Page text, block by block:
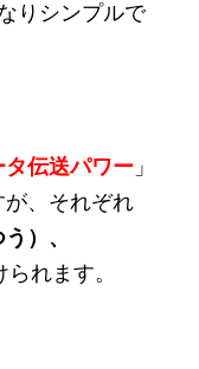
りシンプルで
タ伝送パワー 」
が、それぞれ
）、
られます。